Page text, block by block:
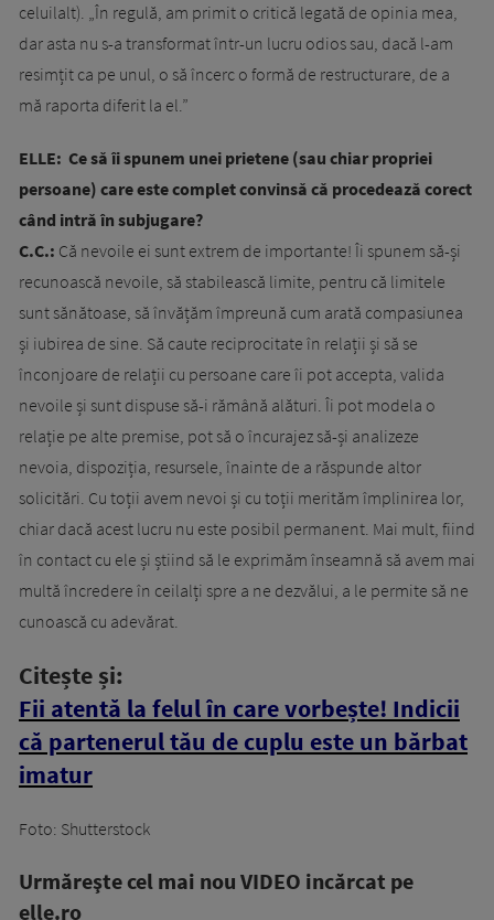
celuilalt). „În regulă, am primit o critică legată de opinia mea,
dar asta nu s-a transformat într-un lucru odios sau, dacă l-am
resimțit ca pe unul, o să încerc o formă de restructurare, de a
mă raporta diferit la el.”
ELLE: Ce să îi spunem unei prietene (sau chiar propriei
persoane) care este complet convinsă că procedează corect
când intră în subjugare?
C.C.: Că nevoile ei sunt extrem de importante! Îi spunem să-și
recunoască nevoile, să stabilească limite, pentru că limitele
sunt sănătoase, să învățăm împreună cum arată compasiunea
și iubirea de sine. Să caute reciprocitate în relații și să se
înconjoare de relații cu persoane care îi pot accepta, valida
nevoile și sunt dispuse să-i rămână alături. Îi pot modela o
relație pe alte premise, pot să o încurajez să-și analizeze
nevoia, dispoziția, resursele, înainte de a răspunde altor
solicitări. Cu toții avem nevoi și cu toții merităm împlinirea lor,
chiar dacă acest lucru nu este posibil permanent. Mai mult, fiind
în contact cu ele și știind să le exprimăm înseamnă să avem mai
multă încredere în ceilalți spre a ne dezvălui, a le permite să ne
cunoască cu adevărat.
Citește și:
Fii atentă la felul în care vorbește! Indicii
că partenerul tău de cuplu este un bărbat
imatur
Foto: Shutterstock
Urmăreşte cel mai nou VIDEO incărcat pe
elle.ro